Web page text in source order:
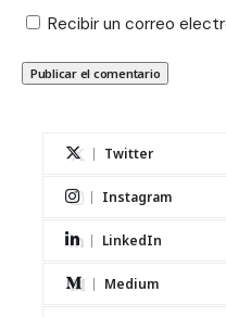
Recibir un correo
Twitter
Instagram
LinkedIn
Medium